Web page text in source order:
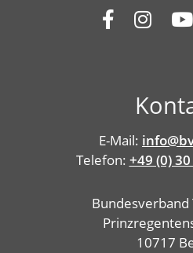
E-Mail:
Telefon: +49 (0)
Bundesverband
10717